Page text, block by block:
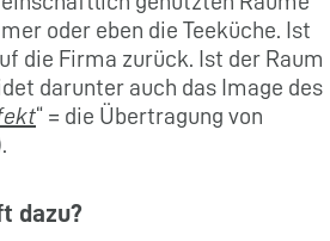
oder eben die Teeküche. Ist
die Firma zurück. Ist der Raum
darunter auch das Image des
“ = die Übertragung von
dazu?